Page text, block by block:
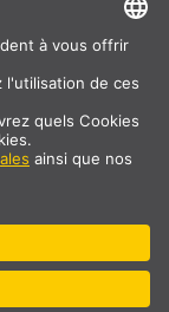
de livraison
européen et à
Les articles
rails et autres,